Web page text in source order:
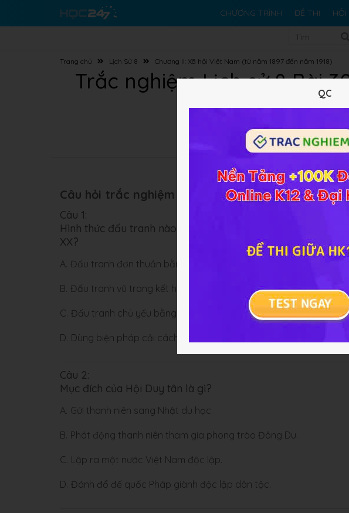
CHƯƠNG TRÌNH ĐỀ THI
Trang chủ Lịch Sử 8 Chương II: Xã hội Việt Nam (từ năm 1897 đến năm 1918)
Trắc nghiệm Lịch sử 8 Bài
đầu thế
Lý thuyết 5
Câu hỏi trắc nghiệm (5 câu):
Câu 1:
Hình thức đấu tranh nào dưới đây gắn với phong trào yêu
XX?
A. Đấu tranh đơn thuần bằng vũ trang.
B. Đấu tranh vũ trang kết hợp với đấu tranh chính trị, ngoại giao
C. Đấu tranh chủ yếu bằng hình thức chính trị.
D. Dùng biện pháp cải cách yêu cầu thực dân Pháp trả độc lập.
Câu 2:
Mục đích của Hội Duy tân là gì?
A. Gửi thanh niên sang Nhật du học.
B. Phát động thanh niên tham gia phong trào Đông Du.
C. Lập ra một nước Việt Nam độc lập.
D. Đánh đổ đế quốc Pháp giành độc lập dân tộc.
QC